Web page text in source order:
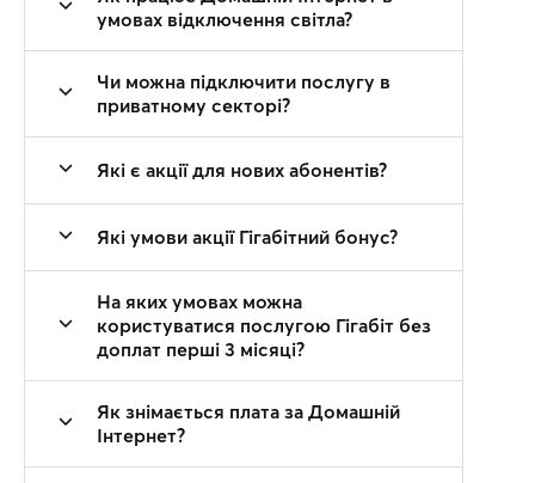
умовах відключення світла?
Чи можна підключити послугу в
приватному секторі?
Які є акції для нових абонентів?
Які умови акції Гігабітний бонус?
На яких умовах можна
користуватися послугою Гігабіт без
доплат перші 3 місяці?
Як знімається плата за Домашній
Інтернет?